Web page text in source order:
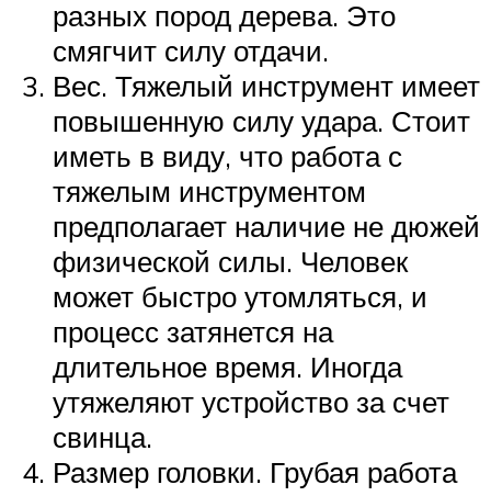
разных пород дерева. Это
смягчит силу отдачи.
Вес. Тяжелый инструмент имеет
повышенную силу удара. Стоит
иметь в виду, что работа с
тяжелым инструментом
предполагает наличие не дюжей
физической силы. Человек
может быстро утомляться, и
процесс затянется на
длительное время. Иногда
утяжеляют устройство за счет
свинца.
Размер головки. Грубая работа